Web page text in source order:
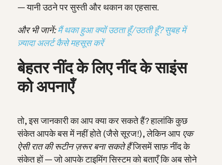
— यानी उठने पर सुस्ती और थकान का एहसास.
और भी जानें:मैं थका हुआ क्यों उठता हूँ/उठती हूँ? सुबह में
ज़्यादा अलर्ट कैसे महसूस करें
बेहतर नींद के लिए नींद के साइंस
को अपनाएँ
तो, इस जानकारी का आप क्या कर सकते हैं? हालांकि कुछ
संकेत आपके बस में नहीं होते (जैसे सूरज!), लेकिन आप एक
ऐसी रात की रूटीन ज़रूर बना सकते हैंजिसमें साफ़ नींद के
संकेत हों — जो आपके टाइमिंग सिस्टम को बताएँ कि अब सोने